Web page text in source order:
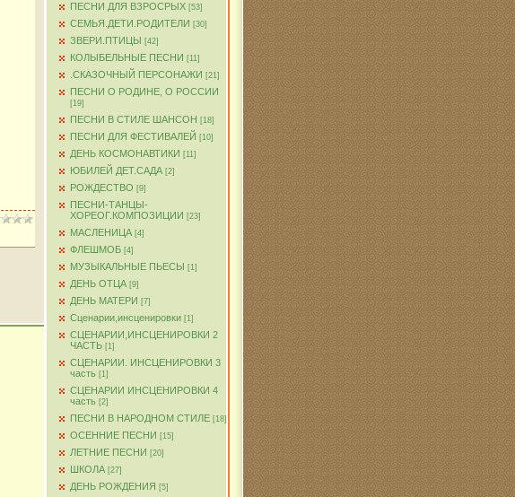
ПЕСНИ ДЛЯ ВЗРОСРЫХ [53]
СЕМЬЯ.ДЕТИ.РОДИТЕЛИ [30]
ЗВЕРИ.ПТИЦЫ [42]
КОЛЫБЕЛЬНЫЕ ПЕСНИ [11]
.СКАЗОЧНЫЙ ПЕРСОНАЖИ [21]
ПЕСНИ О РОДИНЕ, О РОССИИ
[19]
ПЕСНИ В СТИЛЕ ШАНСОН [18]
ПЕСНИ ДЛЯ ФЕСТИВАЛЕЙ [10]
ДЕНЬ КОСМОНАВТИКИ [11]
ЮБИЛЕЙ ДЕТ.САДА [2]
РОЖДЕСТВО [9]
ПЕСНИ-ТАНЦЫ-
ХОРЕОГ.КОМПОЗИЦИИ [23]
МАСЛЕНИЦА [4]
ФЛЕШМОБ [4]
МУЗЫКАЛЬНЫЕ ПЬЕСЫ [1]
ДЕНЬ ОТЦА [9]
ДЕНЬ МАТЕРИ [7]
Сценарии,инсценировки [1]
СЦЕНАРИИ,ИНСЦЕНИРОВКИ 2
ЧАСТЬ [1]
СЦЕНАРИИ. ИНСЦЕНИРОВКИ 3
часть [1]
СЦЕНАРИИ ИНСЦЕНИРОВКИ 4
часть [2]
ПЕСНИ В НАРОДНОМ СТИЛЕ [18]
ОСЕННИЕ ПЕСНИ [15]
ЛЕТНИЕ ПЕСНИ [20]
ШКОЛА [27]
ДЕНЬ РОЖДЕНИЯ [5]